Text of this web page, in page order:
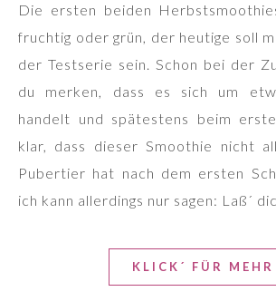
Die ersten beiden Herbstsmoothies waren beerig,
fruchtig oder grün, der heutige soll
der Testserie sein. Schon bei der
du merken, dass es sich um
handelt und spätestens beim
klar, dass dieser Smoothie nicht
Pubertier hat nach dem ersten
ich kann allerdings nur sagen: Laß´
KLICK´ FÜR MEHR